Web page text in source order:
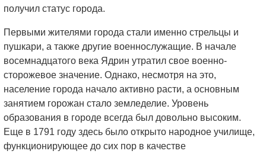
получил статус города.
Первыми жителями города стали именно стрельцы и
пушкари, а также другие военнослужащие. В начале
восемнадцатого века Ядрин утратил свое военно-
сторожевое значение. Однако, несмотря на это,
население города начало активно расти, а основным
занятием горожан стало земледелие. Уровень
образования в городе всегда был довольно высоким.
Еще в 1791 году здесь было открыто народное училище,
функционирующее до сих пор в качестве